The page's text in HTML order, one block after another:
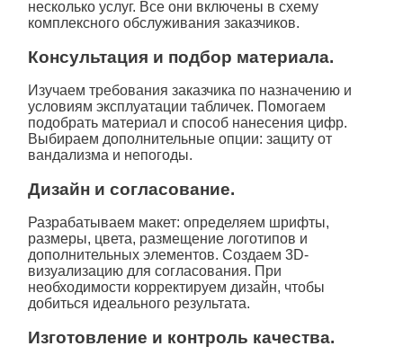
несколько услуг. Все они включены в схему
комплексного обслуживания заказчиков.
Консультация и подбор материала.
Изучаем требования заказчика по назначению и
условиям эксплуатации табличек. Помогаем
подобрать материал и способ нанесения цифр.
Выбираем дополнительные опции: защиту от
вандализма и непогоды.
Дизайн и согласование.
Разрабатываем макет: определяем шрифты,
размеры, цвета, размещение логотипов и
дополнительных элементов. Создаем 3D-
визуализацию для согласования. При
необходимости корректируем дизайн, чтобы
добиться идеального результата.
Изготовление и контроль качества.